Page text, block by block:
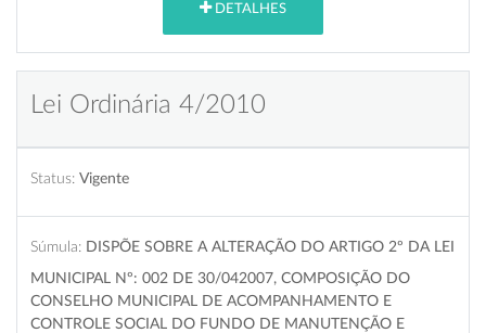
DETALHES
Lei Ordinária 4/2010
Status: Vigente
Súmula: DISPÕE SOBRE A ALTERAÇÃO DO ARTIGO 2º DA LEI
MUNICIPAL Nº: 002 DE 30/042007, COMPOSIÇÃO DO
CONSELHO MUNICIPAL DE ACOMPANHAMENTO E
CONTROLE SOCIAL DO FUNDO DE MANUTENÇÃO E